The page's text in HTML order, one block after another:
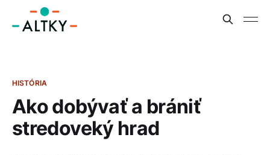
HISTÓRIA
Ako dobývať a brániť
stredoveký hrad